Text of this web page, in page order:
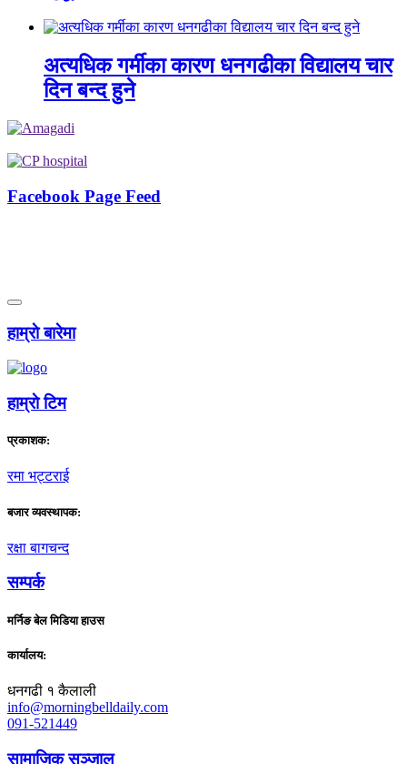
अत्यधिक गर्मीका कारण धनगढीका विद्यालय चार
दिन बन्द हुने
Facebook Page Feed
हाम्राे बारेमा
हाम्राे टिम
प्रकाशक:
रमा भट्टराई
बजार व्यवस्थापक:
रक्षा बागचन्द
सम्पर्क
मर्निङ बेल मिडिया हाउस
कार्यालय:
धनगढी १ कैलाली
info@morningbelldaily.com
091-521449
सामाजिक सञ्जाल